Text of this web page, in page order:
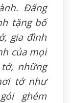
Đấng
tặng bố
gia đình
của mọi
những
tớ như
ghém